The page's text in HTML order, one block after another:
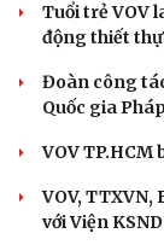
Tuổi trẻ VOV
động thiết
Đoàn công
Quốc gia
VOV
VOV,
với Viện